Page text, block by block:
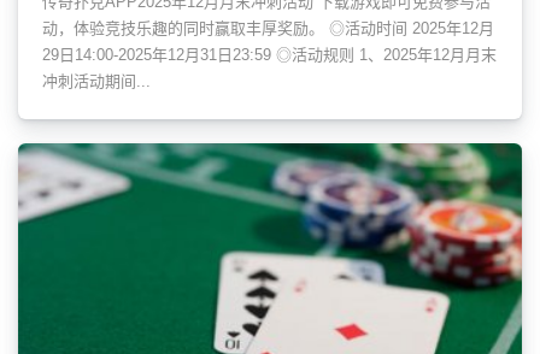
动，体验竞技乐趣的同时赢取丰厚奖励。 ◎活动时间 2025年12月
29日14:00-2025年12月31日23:59 ◎活动规则 1、2025年12月月末
冲刺活动期间...